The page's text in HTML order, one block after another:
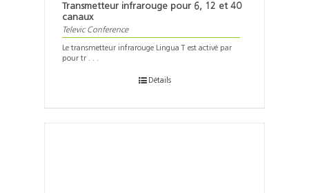
Transmetteur infrarouge pour 6, 12 et 40
canaux
Televic Conference
Le transmetteur infrarouge Lingua T est activé par
pour tr . . .
Détails